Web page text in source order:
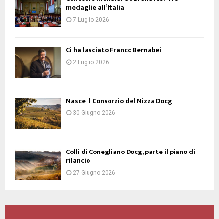
medaglie all’Italia
7 Luglio 2026
Ci ha lasciato Franco Bernabei
2 Luglio 2026
Nasce il Consorzio del Nizza Docg
30 Giugno 2026
Colli di Conegliano Docg, parte il piano di
rilancio
27 Giugno 2026